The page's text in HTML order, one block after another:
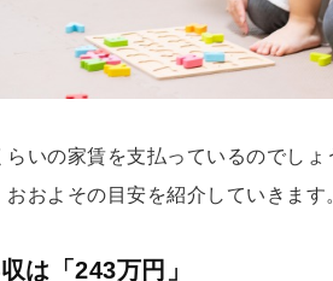
いの家賃を支払っているのでし
およその目安を紹介していきます
は「243万円」